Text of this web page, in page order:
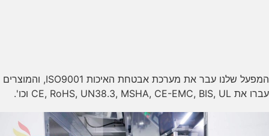
המפעל שלנו עבר את מערכת אבטחת האיכות ISO9001, והמוצרים
עברו את CE, RoHS, UN38.3, MSHA, CE-EMC, BIS, UL וכו'.